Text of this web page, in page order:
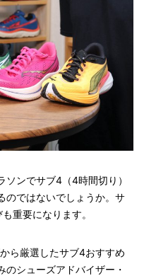
ンでサブ4（4時間切り）
のではないでしょうか。サ
重要になります。
ら厳選したサブ4おすすめ
シューズアドバイザー・